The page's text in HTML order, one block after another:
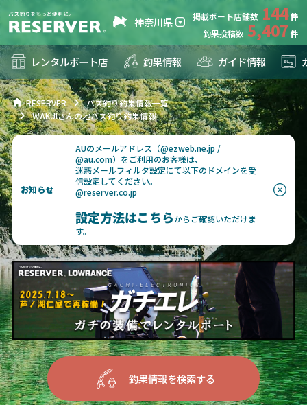
神奈川県 掲載ボート店舗数 144
釣果投稿数 5,407
レンタルボート店 釣果情報 ガイド情報
RESERVER
バス釣り釣果情報一覧
WAKUIさんの地バス釣り釣果情報
お知らせ
AUのメールアドレス（@ezweb.ne.jp /
@au.com）をご利用のお客様は、
迷惑メールフィルタ設定にて以下のドメインを受
信設定してください。
@reserver.co.jp
設定方法はこちらからご確認いただけま
す。
釣果情報を検索する